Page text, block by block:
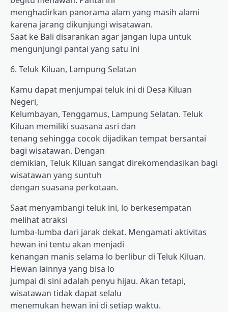
menghadirkan panorama alam yang masih alami
karena jarang dikunjungi wisatawan.
Saat ke Bali disarankan agar jangan lupa untuk
mengunjungi pantai yang satu ini
6. Teluk Kiluan, Lampung Selatan
Kamu dapat menjumpai teluk ini di Desa Kiluan
Negeri,
Kelumbayan, Tenggamus, Lampung Selatan. Teluk
Kiluan memiliki suasana asri dan
tenang sehingga cocok dijadikan tempat bersantai
bagi wisatawan. Dengan
demikian, Teluk Kiluan sangat direkomendasikan bagi
wisatawan yang suntuh
dengan suasana perkotaan.
Saat menyambangi teluk ini, lo berkesempatan
melihat atraksi
lumba-lumba dari jarak dekat. Mengamati aktivitas
hewan ini tentu akan menjadi
kenangan manis selama lo berlibur di Teluk Kiluan.
Hewan lainnya yang bisa lo
jumpai di sini adalah penyu hijau. Akan tetapi,
wisatawan tidak dapat selalu
menemukan hewan ini di setiap waktu.